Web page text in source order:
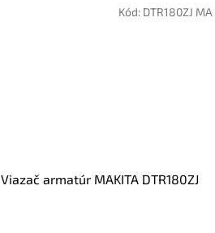
Viazač armatúr MAKITA DTR180ZJ
Kód: DTR180ZJ MA